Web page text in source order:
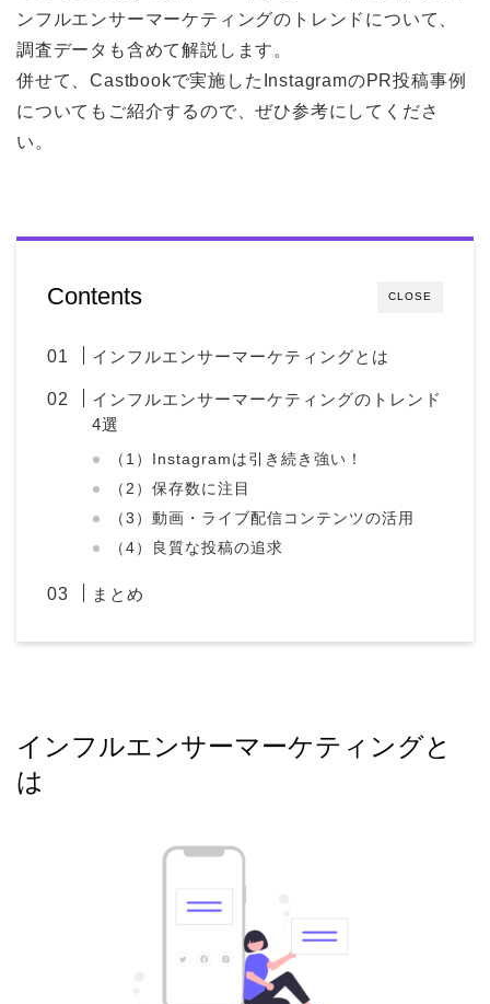
ンフルエンサーマーケティングのトレンドについて、
調査データも含めて解説します。
併せて、Castbookで実施したInstagramのPR投稿事例
についてもご紹介するので、ぜひ参考にしてくださ
い。
CLOSE
Contents
インフルエンサーマーケティングとは
インフルエンサーマーケティングのトレンド
4選
（1）Instagramは引き続き強い！
（2）保存数に注目
（3）動画・ライブ配信コンテンツの活用
（4）良質な投稿の追求
まとめ
インフルエンサーマーケティングと
は